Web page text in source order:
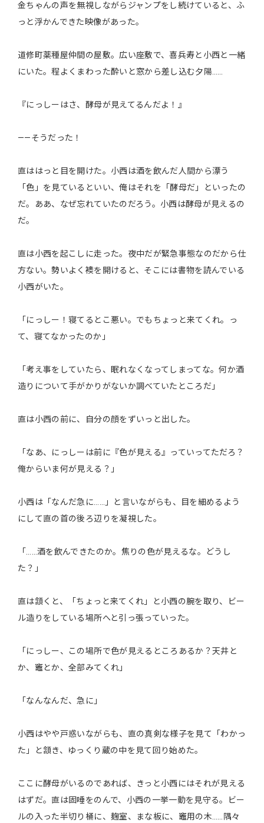
金ちゃんの声を無視しながらジャンプをし続けていると、ふ
っと浮かんできた映像があった。
道修町薬種屋仲間の屋敷。広い座敷で、喜兵寿と小西と一緒
にいた。程よくまわった酔いと窓から差し込む夕陽……
『にっしーはさ、酵母が見えてるんだよ！』
――そうだった！
直ははっと目を開けた。小西は酒を飲んだ人間から漂う
「色」を見ているといい、俺はそれを「酵母だ」といったの
だ。ああ、なぜ忘れていたのだろう。小西は酵母が見えるの
だ。
直は小西を起こしに走った。夜中だが緊急事態なのだから仕
方ない。勢いよく襖を開けると、そこには書物を読んでいる
小西がいた。
「にっしー！寝てるとこ悪い。でもちょっと来てくれ。っ
て、寝てなかったのか」
「考え事をしていたら、眠れなくなってしまってな。何か酒
造りについて手がかりがないか調べていたところだ」
直は小西の前に、自分の顔をずいっと出した。
「なあ、にっしーは前に『色が見える』っていってただろ？
俺からいま何が見える？」
小西は「なんだ急に……」と言いながらも、目を細めるよう
にして直の首の後ろ辺りを凝視した。
「……酒を飲んできたのか。焦りの色が見えるな。どうし
た？」
直は頷くと、「ちょっと来てくれ」と小西の腕を取り、ビー
ル造りをしている場所へと引っ張っていった。
「にっしー、この場所で色が見えるところあるか？天井と
か、竈とか、全部みてくれ」
「なんなんだ、急に」
小西はやや戸惑いながらも、直の真剣な様子を見て「わかっ
た」と頷き、ゆっくり蔵の中を見て回り始めた。
ここに酵母がいるのであれば、きっと小西にはそれが見える
はずだ。直は固唾をのんで、小西の一挙一動を見守る。ビー
ルの入った半切り桶に、麹室、まな板に、竈用の木……隅々